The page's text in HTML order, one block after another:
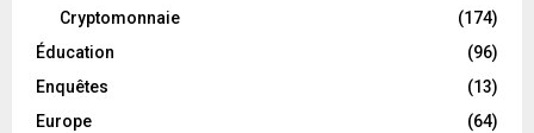
Cryptomonnaie
(174)
Éducation
(96)
Enquêtes
(13)
Europe
(64)